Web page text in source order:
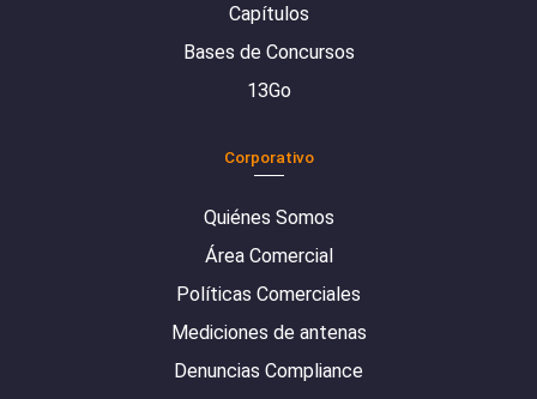
Capítulos
Bases de Concursos
13Go
Corporativo
Quiénes Somos
Área Comercial
Políticas Comerciales
Mediciones de antenas
Denuncias Compliance